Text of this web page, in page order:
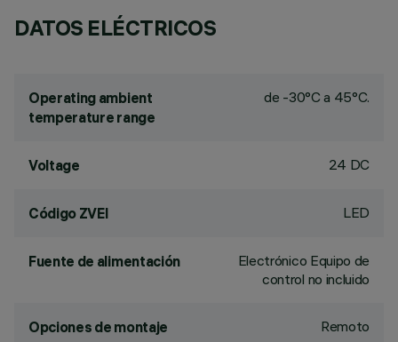
DATOS ELÉCTRICOS
Operating ambient
temperature range
de -30°C a 45°C.
Voltage 24 DC
Código ZVEI LED
Fuente de alimentación
Electrónico Equipo de
control no incluido
Opciones de montaje Remoto